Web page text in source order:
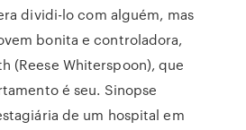
dividi-lo com alguém, mas
bonita e controladora,
(Reese Whiterspoon), que
é seu. Sinopse
de um hospital em